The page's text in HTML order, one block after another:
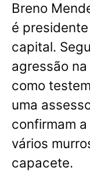
Breno
é
capital.
agressão
como
uma
confirmam
vários
capacete.